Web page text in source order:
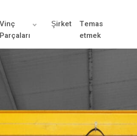
Vinç
Parçaları
Şirket
Temas
etmek